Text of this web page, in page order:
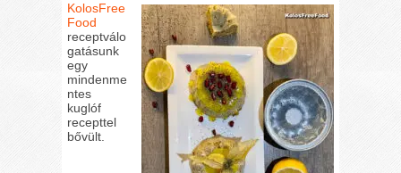
KolosFree
Food
receptválo
gatásunk
egy
mindenme
ntes
kuglóf
recepttel
bővült.